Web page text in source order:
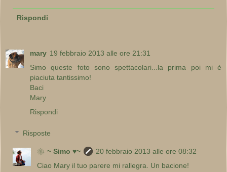
Rispondi
mary 19 febbraio 2013 alle ore 21:31
Simo queste foto sono spettacolari...la prima poi mi è
piaciuta tantissimo!
Baci
Mary
Rispondi
Risposte
❀~ Simo ♥~
20 febbraio 2013 alle ore 08:32
Ciao Mary il tuo parere mi rallegra. Un bacione!